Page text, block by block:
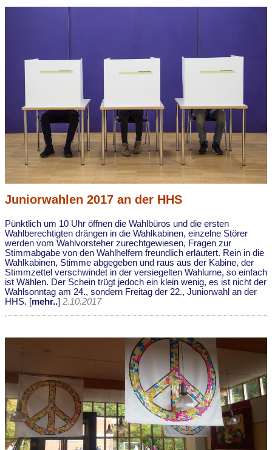
Juniorwahlen 2017 an der HHS
Pünktlich um 10 Uhr öffnen die Wahlbüros und die ersten
Wahlberechtigten drängen in die Wahlkabinen, einzelne Störer
werden vom Wahlvorsteher zurechtgewiesen, Fragen zur
Stimmabgabe von den Wahlhelfern freundlich erläutert. Rein in die
Wahlkabinen, Stimme abgegeben und raus aus der Kabine, der
Stimmzettel verschwindet in der versiegelten Wahlurne, so einfach
ist Wählen. Der Schein trügt jedoch ein klein wenig, es ist nicht der
Wahlsonntag am 24., sondern Freitag der 22., Juniorwahl an der
HHS. [mehr..] 2.10.2017